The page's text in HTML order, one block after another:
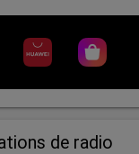
de radio